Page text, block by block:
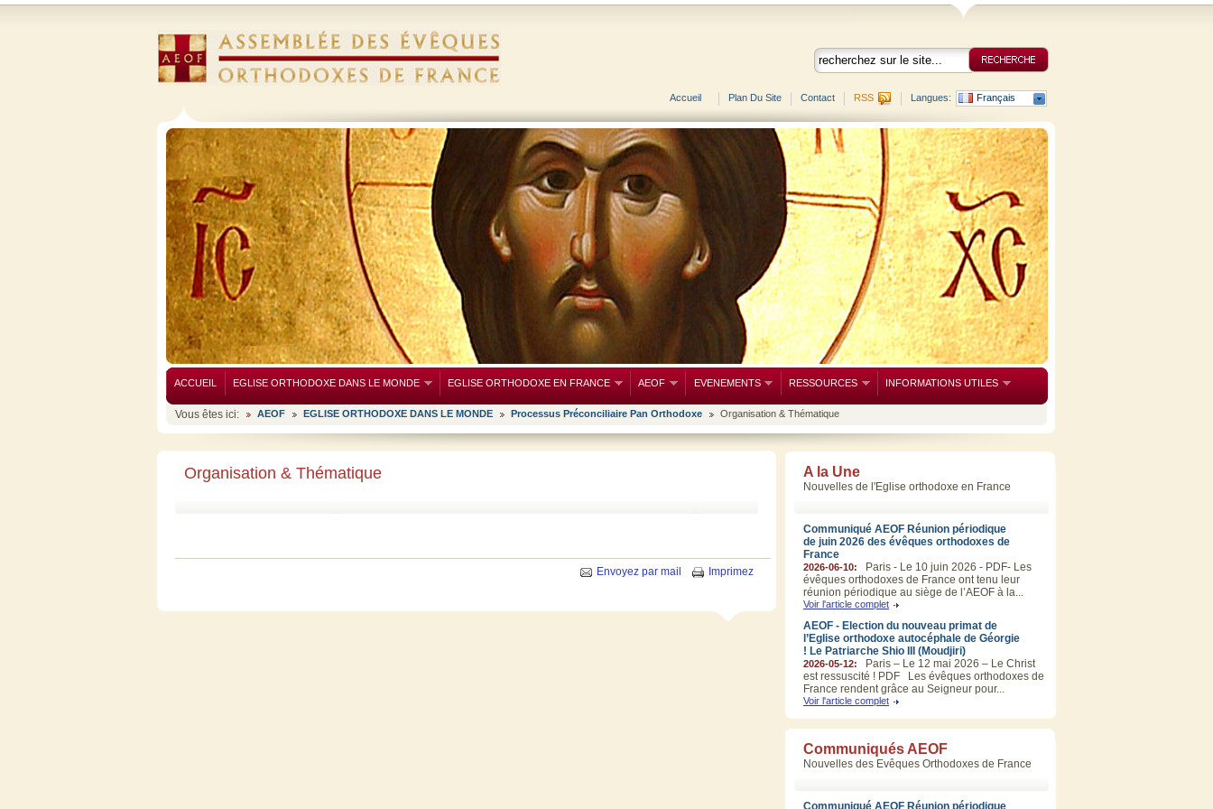
Langues: Français
RSS
Contact
Plan Du Site
Accueil
ACCUEIL EGLISE ORTHODOXE DANS LE MONDE EGLISE ORTHODOXE EN FRANCE AEOF EVENEMENTS RESSOURCES INFORMATIONS UTILES
Vous êtes ici: AEOF EGLISE ORTHODOXE DANS LE MONDE Processus Préconciliaire Pan Orthodoxe Organisation & Thématique
Organisation & Thématique
Imprimez
Envoyez par mail
A la Une
Nouvelles de l'Eglise orthodoxe en France
Communiqué AEOF Réunion périodique
de juin 2026 des évêques orthodoxes de
France
2026-06-10:
Paris - Le 10 juin 2026 - PDF- Les
évêques orthodoxes de France ont tenu leur
réunion périodique au siège de l’AEOF à la...
Voir l'article complet
AEOF - Election du nouveau primat de
l’Eglise orthodoxe autocéphale de Géorgie
! Le Patriarche Shio III (Moudjiri)
2026-05-12:
Paris – Le 12 mai 2026 – Le Christ
est ressuscité ! PDF Les évêques orthodoxes de
France rendent grâce au Seigneur pour...
Voir l'article complet
Communiqués AEOF
Nouvelles des Evêques Orthodoxes de France
Communiqué AEOF Réunion périodique